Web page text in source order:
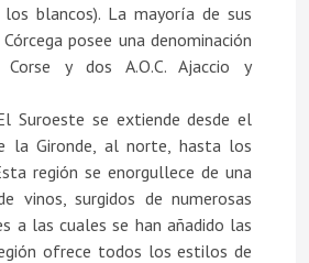
blancos). La mayoría de sus
posee una denominación
y dos A.O.C. Ajaccio y
Suroeste se extiende desde el
la Gironde, al norte, hasta los
región se enorgullece de una
vinos, surgidos de numerosas
a las cuales se han añadido las
ofrece todos los estilos de